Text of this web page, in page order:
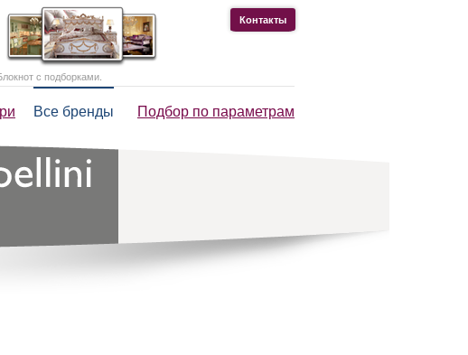
Все бренды Подбор по параметрам
Контакты
с подборками.